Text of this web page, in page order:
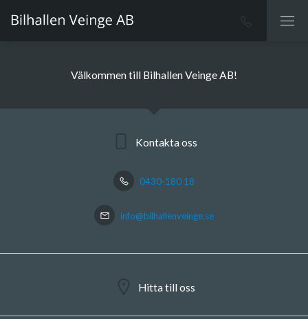
Välkommen till Bilhallen Veinge AB!
Kontakta oss
0430-180 18
info@bilhallenveinge.se
Hitta till oss